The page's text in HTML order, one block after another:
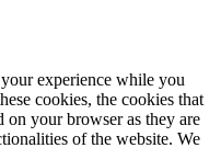
experience while you
cookies, the cookies that
on your browser as they are
of the website. We